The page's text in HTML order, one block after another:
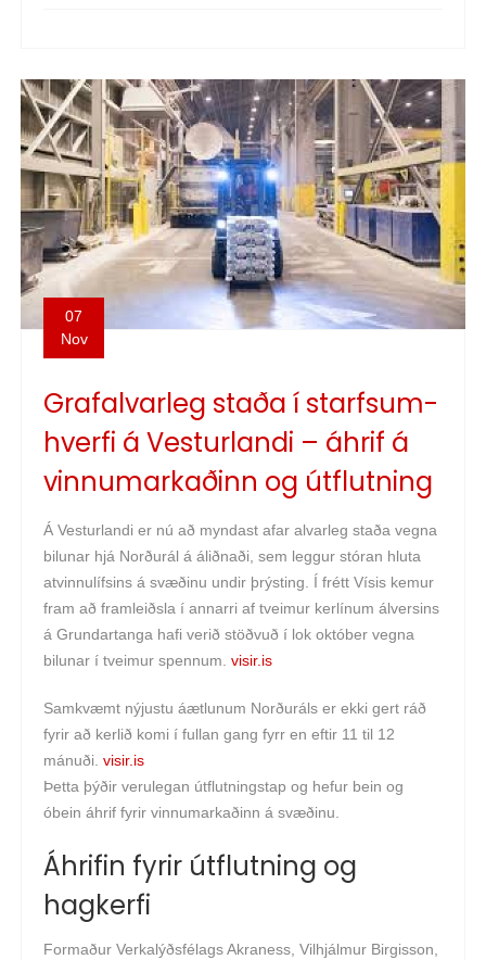
07
Nov
Graf­alvarleg staða í starfsum­
hverfi á Vesturlandi – áhrif á
vinnu­markaðinn og útflutning
Á Vesturlandi er nú að myndast afar alvarleg staða vegna
bilunar hjá Norðurál á áliðnaði, sem leggur stór­an hluta
atvinnu­lífsins á svæðinu undir þrýsting. Í frétt Vísis kemur
fram að framleiðsla í annarri af tveimur kerlínum álversins
á Grundartanga hafi verið stöðvuð í lok október vegna
bilunar í tveimur spennum. visir.is
Samkvæmt nýjustu áætlunum Norðuráls er ekki gert ráð
fyrir að kerlið komi í fullan gang fyrr en eftir 11 til 12
mánuði. visir.is
Þetta þýðir verulegan útflutnings­tap og hefur bein og
óbein áhrif fyrir vinnu­markaðinn á svæðinu.
Áhrifin fyrir útflutning og
hagkerfi
Formaður Verkalýðsfélags Akraness, Vilhjálmur Birgisson,